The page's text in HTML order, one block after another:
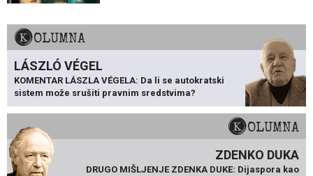
KOLUMNA
LÁSZLÓ VÉGEL
KOMENTAR LÁSZLA VÉGELA: Da li se autokratski
sistem može srušiti pravnim sredstvima?
KOLUMNA
ZDENKO DUKA
DRUGO MIŠLJENJE ZDENKA DUKE: Dijaspora kao